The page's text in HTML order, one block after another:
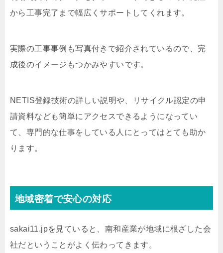
から工事完了まで幅広くサポートしてくれます。
実際の工事事例も写真付きで紹介されているので、完
成後のイメージもつかみやすいです。
NETIS登録技術の詳しい説明や、リサイクル認定の申
請資料なども簡単にアクセスできるようになってい
て、専門的な仕事をしている人にとってはとても助か
ります。
地域密着で安心の対応
sakai11.jpを見ていると、南和産業が地域に根ざした会
社だということがよく伝わってきます。